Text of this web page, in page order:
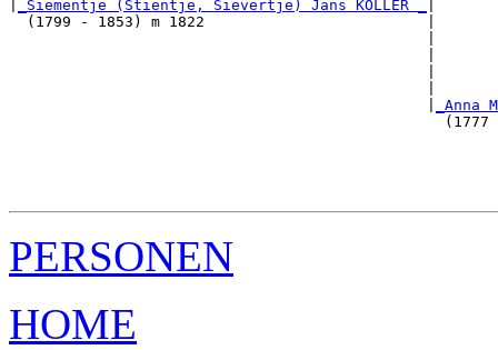
_Siementje (Stientje, Sievertje) Jans KÖLLER _
  (1799 - 1853) m 1822                         |
_Anna
PERSONEN
HOME